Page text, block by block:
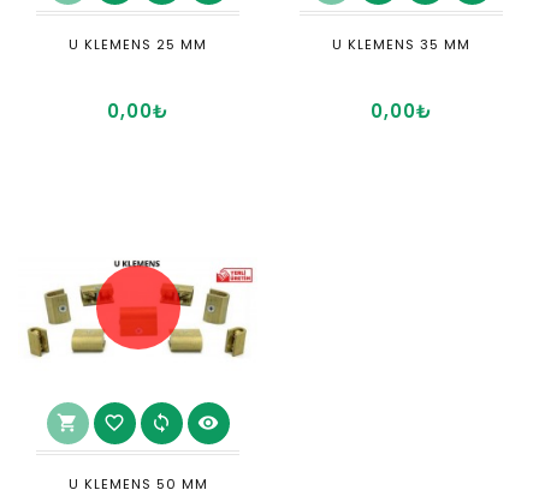
U KLEMENS 25 MM
0,00₺
U KLEMENS 35 MM
0,00₺
shopping_cart favorite_border sync visibility
U KLEMENS 50 MM